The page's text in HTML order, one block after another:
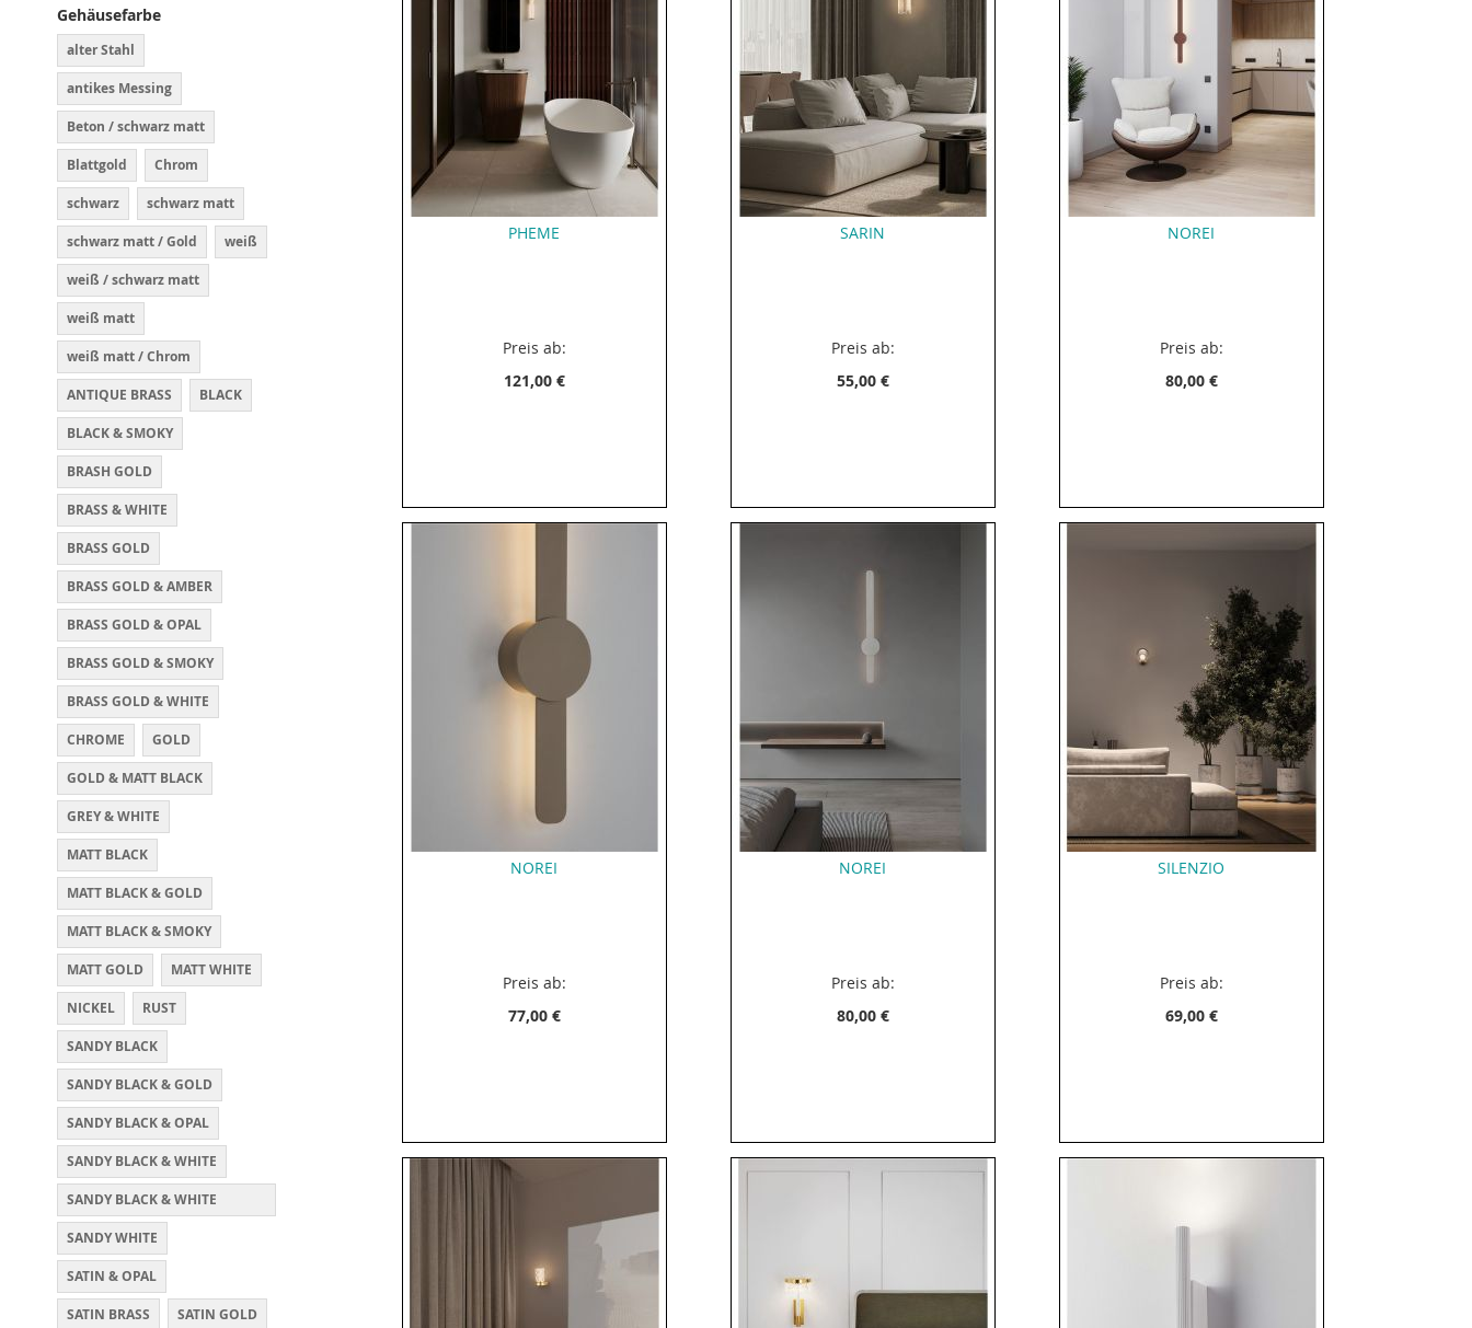
PHEME
Preis ab:
121,00 €
SARIN
Preis ab:
55,00 €
NOREI
Preis ab:
80,00 €
NOREI
Preis ab:
77,00 €
NOREI
Preis ab:
80,00 €
SILENZIO
Preis ab:
69,00 €
Gehäusefarbe
alter Stahl
antikes Messing
Beton / schwarz matt
Blattgold Chrom
schwarz schwarz matt
schwarz matt / Gold weiß
weiß / schwarz matt
weiß matt
weiß matt / Chrom
ANTIQUE BRASS BLACK
BLACK & SMOKY
BRASH GOLD
BRASS & WHITE
BRASS GOLD
BRASS GOLD & AMBER
BRASS GOLD & OPAL
BRASS GOLD & SMOKY
BRASS GOLD & WHITE
CHROME GOLD
GOLD & MATT BLACK
GREY & WHITE
MATT BLACK
MATT BLACK & GOLD
MATT BLACK & SMOKY
MATT GOLD MATT WHITE
NICKEL RUST
SANDY BLACK
SANDY BLACK & GOLD
SANDY BLACK & OPAL
SANDY BLACK & WHITE
SANDY BLACK & WHITE
FROSTED
SANDY WHITE
SATIN & OPAL
SATIN BRASS SATIN GOLD